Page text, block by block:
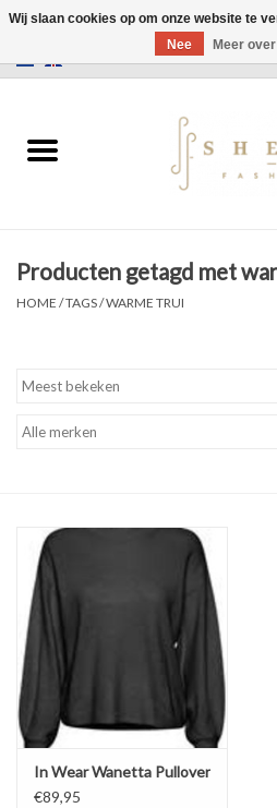
Jurken
Pakken
Accessoires
Merken
Producten getagd met
HOME /TAGS/WARME TRUI
In Wear Wanetta Pullover
€89,95
Wij slaan cookies op om onze website te
Nee
Meer